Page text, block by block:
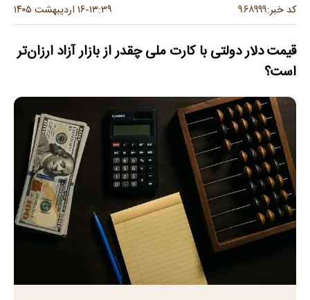
کد خبر:۹۶۸۹۹۹ ۱۳:۳۹-۱۶ اردیبهشت ۱۴۰۵
قیمت دلار دولتی با کارت ملی چقدر از بازار آزاد ارزان‌تر
است؟